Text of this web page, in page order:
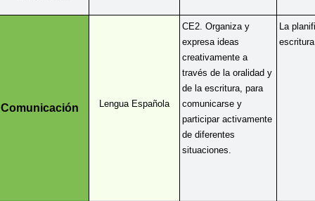
Comunicación Lengua Española
CE2. Organiza y
expresa ideas
creativamente a
través de la oralidad y
de la escritura, para
comunicarse y
participar activamente
de diferentes
situaciones.
La